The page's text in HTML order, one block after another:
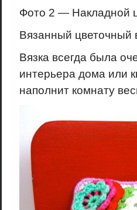
Фото 2 — Накладной
Вязанный цветочный
Вязка всегда была
интерьера дома или
наполнит комнату